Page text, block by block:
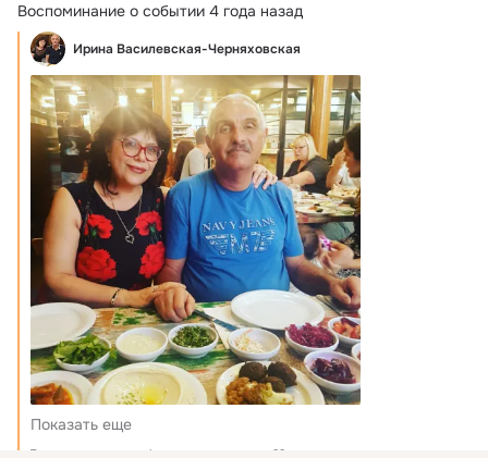
Воспоминание о событии 4 года назад
Ирина Василевская-Черняховская
Показать еще
7 комментариев 1 раз поделились 22 класса